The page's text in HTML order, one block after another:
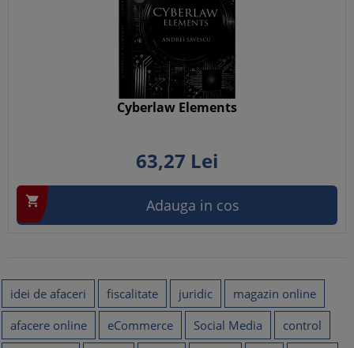
Cyberlaw Elements
63,27 Lei
 Adauga in cos
idei de afaceri fiscalitate juridic
magazin online
afacere online
eCommerce Social Media
control